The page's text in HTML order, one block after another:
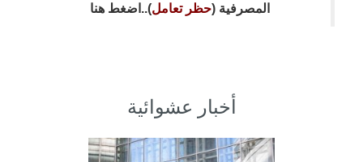
المصرفية (حظر تعامل).. اضغط هنا
أخبار عشوائية